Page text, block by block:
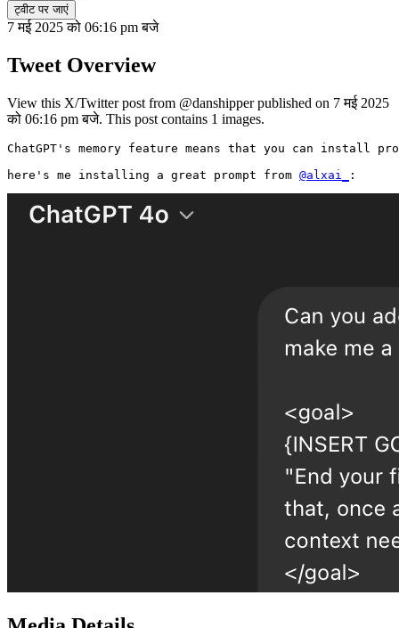
ट्वीट पर जाएं
7 मई 2025 को 06:16 pm बजे
Tweet Overview
View this X/Twitter post from @danshipper published on 7 मई 2025
को 06:16 pm बजे. This post contains 1 images.
ChatGPT's memory feature means that you can install
here's me installing a great prompt from @alxai_ :